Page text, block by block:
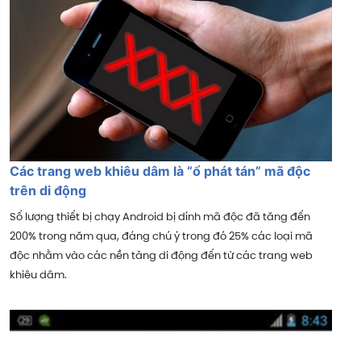
Các trang web khiêu dâm là “ổ phát tán” mã độc
trên di động
Số lượng thiết bị chạy Android bị dính mã độc đã tăng đến
200% trong năm qua, đáng chú ý trong đó 25% các loại mã
độc nhằm vào các nền tảng di động đến từ các trang web
khiêu dâm.